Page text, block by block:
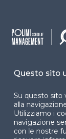
Facebook
Questo sito
Su questo sito
alla
Utilizziamo i
navigazione
con le nostre